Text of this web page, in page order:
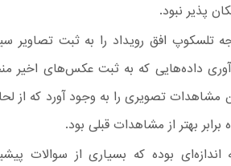
تلسکوپ افق رویداد را به ثبت تصاویر
داده‌هایی که به ثبت عکس‌های اخیر
این مشاهدات تصویری را به وجود آورد که از
بهتر از مشاهدات قبلی بود.
بوده که بسیاری از سوالات